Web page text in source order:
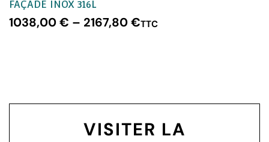
FAÇADE INOX 316L
1038,00€ – 2167,80€TTC
VISITER LA